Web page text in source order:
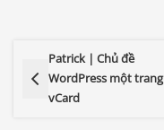
Patrick | Chủ đề
WordPress một trang
vCard